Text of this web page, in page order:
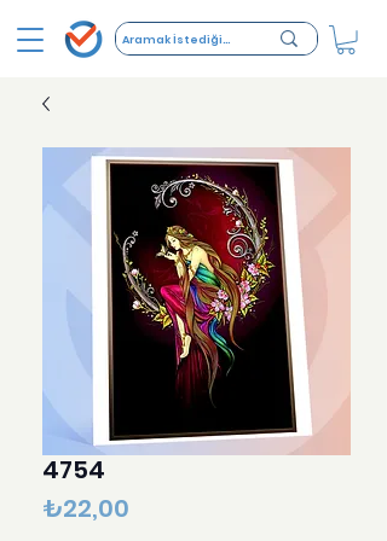
4754
₺22,00